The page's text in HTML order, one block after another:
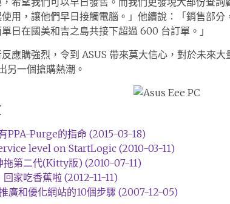
用，讓他們早日接觸電腦。」他續說：「銷售部
日在國美和吉之島共接下超過 600 台訂單。」
應購強烈，令到 ASUS 帶來莫大信心，對於未來
另一個搶購熱潮。
PPA-Purge的指命 (2015-03-18)
level on StartLogic (2010-03-11)
拖第二代(Kitty版) (2010-07-11)
回家吃香蕉啦 (2012-11-11)
廣和優化網站的10個步驟 (2007-12-05)